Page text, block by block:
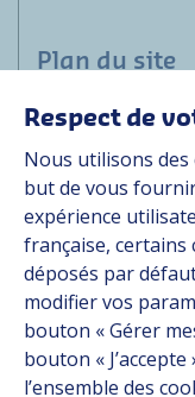
Plan du site
Marchés
Solutions
Ressources
À propos
Carrière
Contact
Suivez-nous
Respect de
Nous utilisons
but de vous
expérience
française, certains
déposés par
modifier vos
bouton « Gérer
bouton «
l’ensemble des